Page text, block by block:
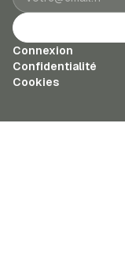
Connexion
Confidentialité
Cookies